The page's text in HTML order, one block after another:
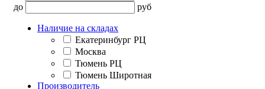
до
руб
Наличие на складах
Екатеринбург РЦ
Москва
Тюмень РЦ
Тюмень Широтная
Производитель